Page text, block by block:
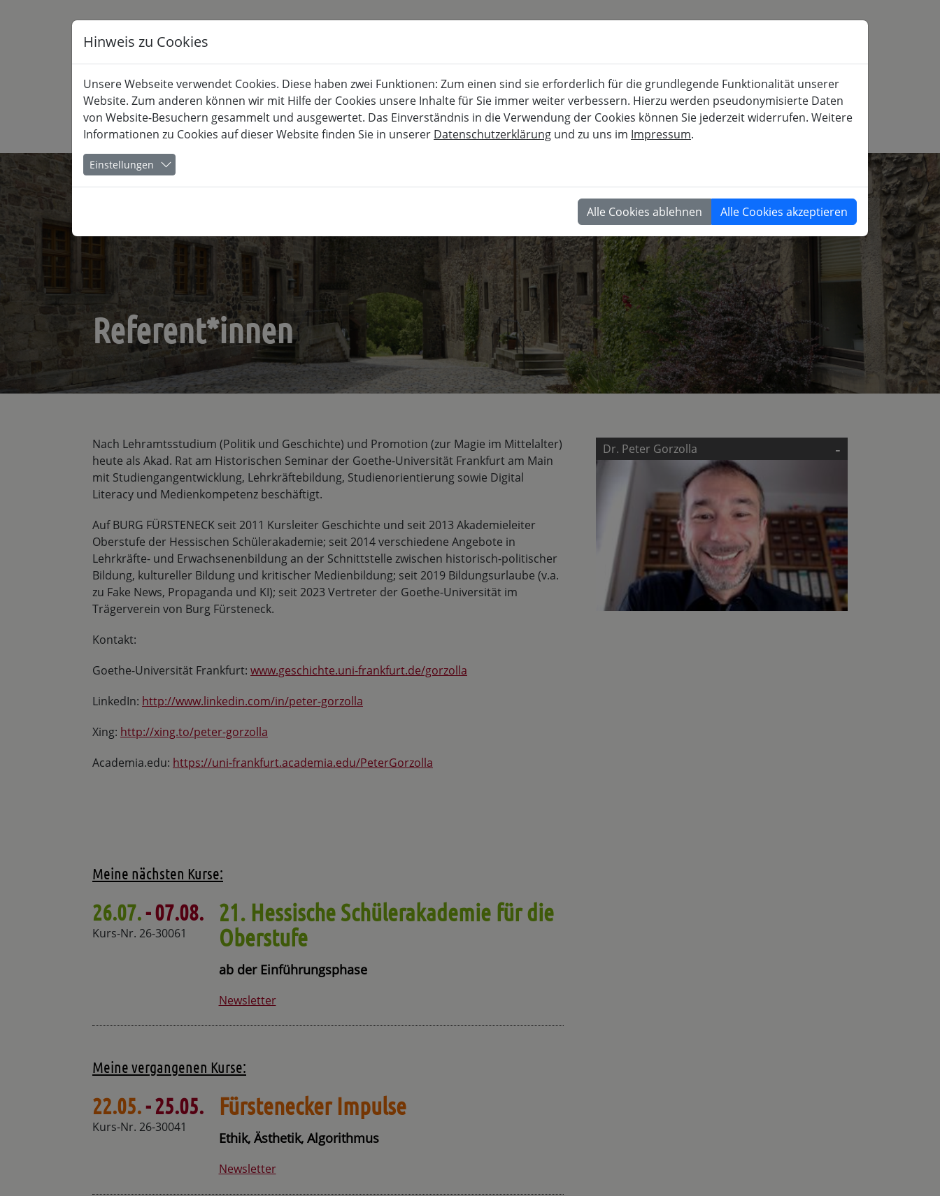
Akademie für musisch-kulturelle, berufliche und gesellschaftspolitische Weiterbildung
KULTUR BERUF GESELLSCHAFT
Referent*innen
Nach Lehramtsstudium (Politik und Geschichte) und Promotion (zur Magie im Mittelalter)
heute als Akad. Rat am Historischen Seminar der Goethe-Universität Frankfurt am Main
mit Studiengangentwicklung, Lehrkräftebildung, Studienorientierung sowie Digital
Literacy und Medienkompetenz beschäftigt.
Auf BURG FÜRSTENECK seit 2011 Kursleiter Geschichte und seit 2013 Akademieleiter
Oberstufe der Hessischen Schülerakademie; seit 2014 verschiedene Angebote in
Lehrkräfte- und Erwachsenenbildung an der Schnittstelle zwischen historisch-politischer
Bildung, kultureller Bildung und kritischer Medienbildung; seit 2019 Bildungsurlaube (v.a.
zu Fake News, Propaganda und KI); seit 2023 Vertreter der Goethe-Universität im
Trägerverein von Burg Fürsteneck.
Kontakt:
Goethe-Universität Frankfurt: www.geschichte.uni-frankfurt.de/gorzolla
LinkedIn: http://www.linkedin.com/in/peter-gorzolla
Xing: http://xing.to/peter-gorzolla
Academia.edu: https://uni-frankfurt.academia.edu/PeterGorzolla
Meine nächsten Kurse:
26.07.- 07.08.
Kurs-Nr. 26-30061
21. Hessische Schülerakademie für die
Oberstufe
ab der Einführungsphase
Newsletter
Meine vergangenen Kurse:
22.05.- 25.05.
Kurs-Nr. 26-30041
Fürstenecker Impulse
Ethik, Ästhetik, Algorithmus
Newsletter
Dr. Peter Gorzolla -
Hinweis zu Cookies
Unsere Webseite verwendet Cookies. Diese haben zwei Funktionen: Zum einen sind sie erforderlich für die grundlegende Funktionalität unserer
Website. Zum anderen können wir mit Hilfe der Cookies unsere Inhalte für Sie immer weiter verbessern. Hierzu werden pseudonymisierte Daten
von Website-Besuchern gesammelt und ausgewertet. Das Einverständnis in die Verwendung der Cookies können Sie jederzeit widerrufen. Weitere
Informationen zu Cookies auf dieser Website finden Sie in unserer Datenschutzerklärung und zu uns im Impressum.
Einstellungen
Alle Cookies ablehnen Alle Cookies akzeptieren